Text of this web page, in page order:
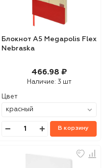
Блокнот А5 Megapolis Flex
Nebraska
466.98 ₽
Наличие: 3 шт
Цвет
В корзину